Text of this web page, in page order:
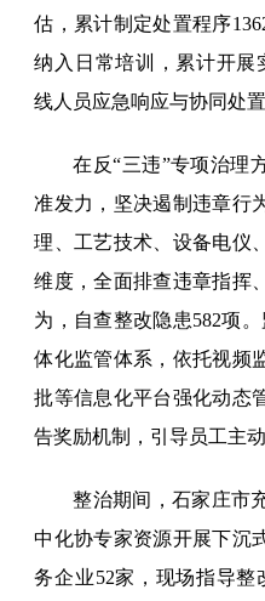
估，累计制定处置程序
纳入日常培训，累计开展
线人员应急响应与协同处置
在反“三违”专项治理
准发力，坚决遏制违章行
理、工艺技术、设备电仪
维度，全面排查违章指挥
为，自查整改隐患582项
体化监管体系，依托视频
批等信息化平台强化动态
告奖励机制，引导员工主动
整治期间，石家庄市
中化协专家资源开展下沉
务企业52家，现场指导整